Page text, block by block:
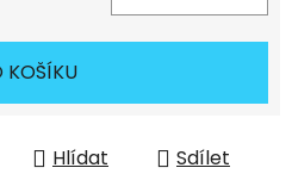
KOŠÍKU
Hlídat Sdílet